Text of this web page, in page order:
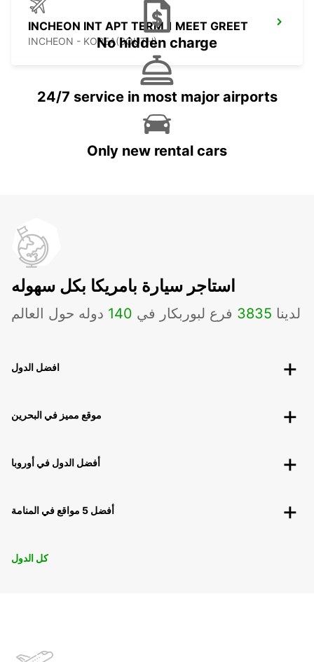
INCHEON INT APT TERM 1 MEET GREET
INCHEON - KOREA(SOUTH)No hidden charge
24/7 service in most major airports
Only new rental cars
استاجر سيارة بامريكا بكل سهوله
لدينا 3835 فرع لبوربكار في 140 دوله حول العالم
افضل الدول
موقع مميز في البحرين
أفضل الدول في أوروبا
أفضل 5 مواقع في المنامة
كل الدول